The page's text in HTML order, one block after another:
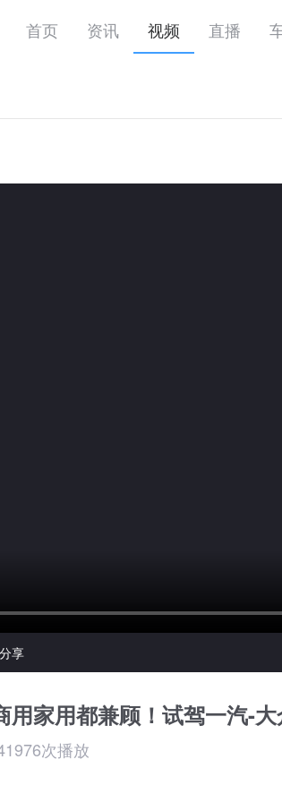
首页 资讯 视频 直播
分享
用家用都兼顾！试驾一汽-
次播放